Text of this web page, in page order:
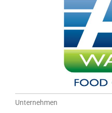
Unternehmen